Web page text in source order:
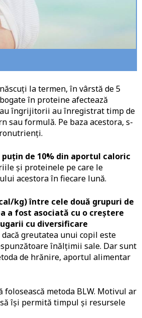
la termen, în vârstă de 5
în proteine afectează
îngrijitorii au înregistrat timp de
formulă. Pe baza acestora, s-
de 10% din aportul caloric
și proteinele pe care le
acestora în fiecare lună.
kg) între cele două grupuri de
a fost asociată cu o creștere
cu diversificare
greutatea unui copil este
înălțimii sale. Dar sunt
de hrănire, aportul alimentar
metoda BLW. Motivul ar
își permită timpul și resursele